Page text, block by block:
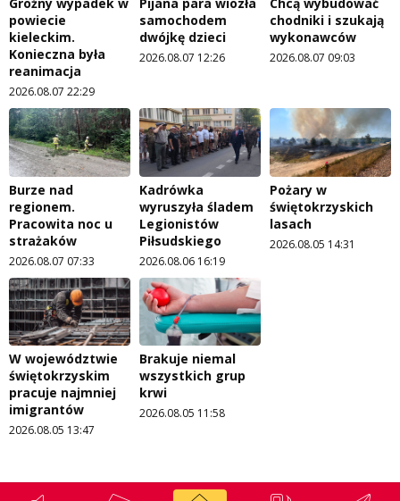
powiecie
kieleckim.
Konieczna była
reanimacja
2026.08.07 22:29
samochodem
dwójkę dzieci
2026.08.07 12:26
chodniki i szukają
wykonawców
2026.08.07 09:03
Burze nad
regionem.
Pracowita noc u
strażaków
2026.08.07 07:33
Kadrówka
wyruszyła śladem
Legionistów
Piłsudskiego
2026.08.06 16:19
Pożary w
świętokrzyskich
lasach
2026.08.05 14:31
W województwie
świętokrzyskim
pracuje najmniej
imigrantów
2026.08.05 13:47
Brakuje niemal
wszystkich grup
krwi
2026.08.05 11:58